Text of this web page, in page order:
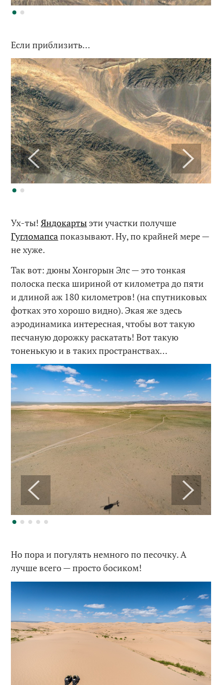
Если приблизить…
Ух-ты!Яндокарты эти участки получше
Гугломапсапоказывают. Ну, по крайней мере —
не хуже.
Так вот: дюны Хонгорын Элс — это тонкая
полоска песка шириной от километра до пяти
и длиной аж 180 километров! (на спутниковых
фотках это хорошо видно). Экая же здесь
аэродинамика интересная, чтобы вот такую
песчаную дорожку раскатать! Вот такую
тоненькую и в таких пространствах…
Но пора и погулять немного по песочку. А
лучше всего — просто босиком!